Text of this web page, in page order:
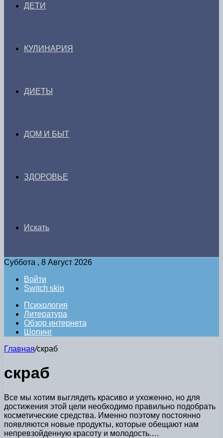
ДЕТИ
КУЛИНАРИЯ
ДИЕТЫ
ДОМ И БЫТ
ЗДОРОВЬЕ
Искать
Суббота , 8 Август 2026
Войти
Switch skin
Психология
Литература
Обзор интернета
Шопинг
Главная/скраб
скраб
Все мы хотим выглядеть красиво и ухоженно, но для
достижения этой цели необходимо правильно подобрать
косметические средства. Именно поэтому постоянно
появляются новые продукты, которые обещают нам
непревзойденную красоту и молодость.…